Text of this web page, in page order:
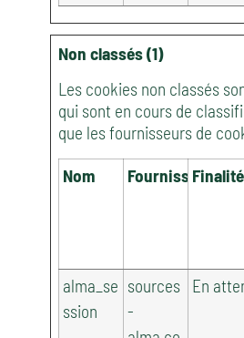
Non classés (1)
Les cookies non classés
qui sont en cours de
que les fournisseurs de
Nom FournisseurFinalité
alma_se
ssion
sources
-
En